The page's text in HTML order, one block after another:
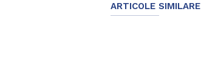
ARTICOLE SIMILARE